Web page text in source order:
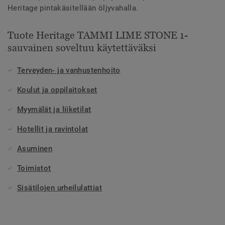
Heritage pintakäsitellään öljyvahalla.
Tuote Heritage TAMMI LIME STONE 1-
sauvainen soveltuu käytettäväksi
Terveyden- ja vanhustenhoito
Koulut ja oppilaitokset
Myymälät ja liiketilat
Hotellit ja ravintolat
Asuminen
Toimistot
Sisätilojen urheilulattiat